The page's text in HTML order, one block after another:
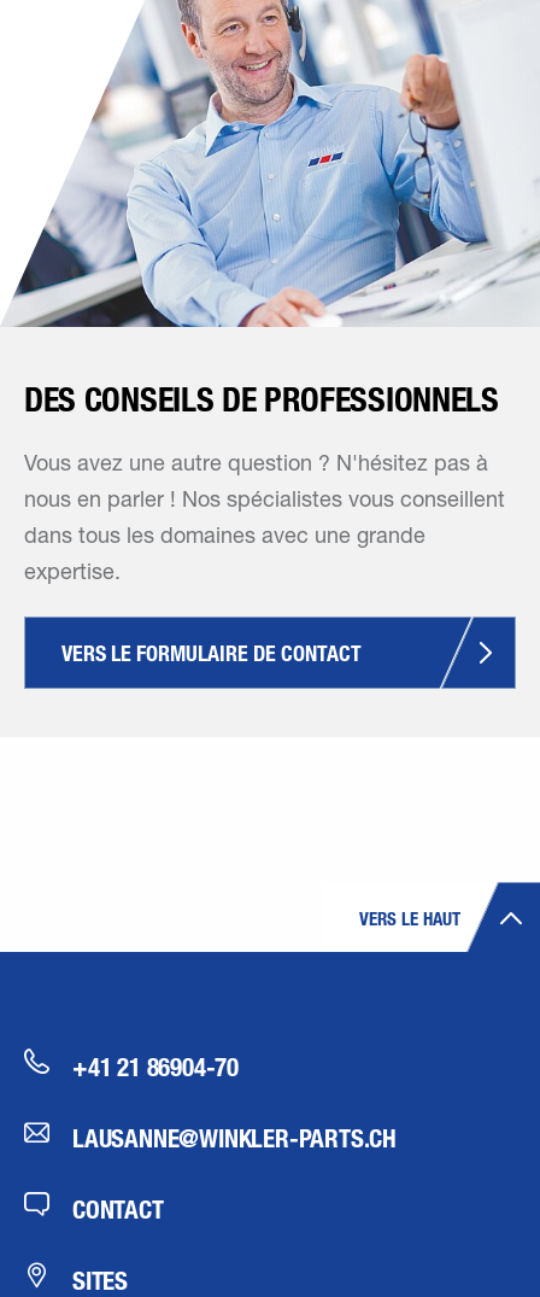
DES CONSEILS DE PROFESSIONNELS
Vous avez une autre question ? N'hésitez pas à
nous en parler ! Nos spécialistes vous conseillent
dans tous les domaines avec une grande
expertise.
VERS LE FORMULAIRE DE CONTACT
VERS LE HAUT
+41 21 86904-70
LAUSANNE@WINKLER-PARTS.CH
CONTACT
SITES